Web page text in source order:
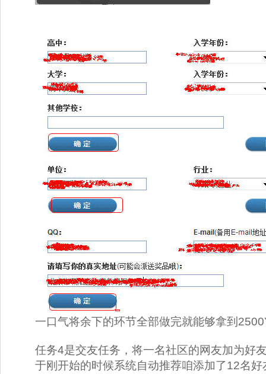
一口气将余下的环节全部做完就能够拿到
任务4是交友任务，将一名社区的网友加为好
于刚开始的时候系统自动推荐咱添加了12名